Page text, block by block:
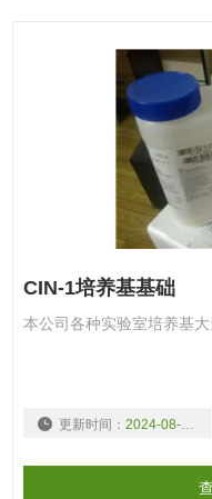
CIN-1培养基基础
本公司各种实验室培养基
更新时间： 2024-08-08